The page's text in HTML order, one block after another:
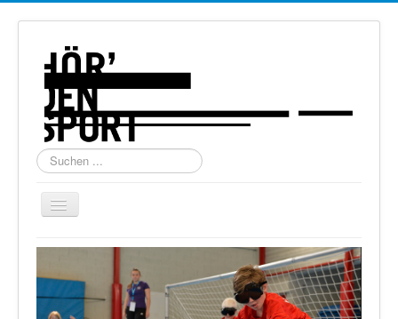
Suchen
...
Navigation
Home
Über uns
Torball